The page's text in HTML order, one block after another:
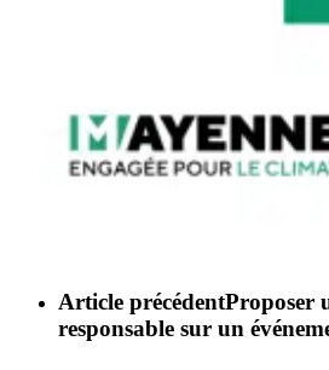
Article précédentProposer
responsable sur un